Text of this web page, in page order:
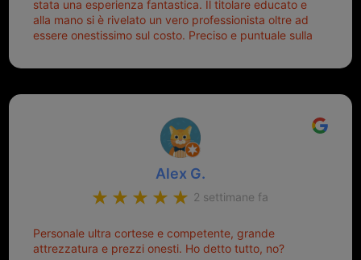
stata una esperienza fantastica. Il titolare educato e
alla mano si è rivelato un vero professionista oltre ad
essere onestissimo sul costo. Preciso e puntuale sulla
Alex G.
2 settimane fa
Personale ultra cortese e competente, grande
attrezzatura e prezzi onesti. Ho detto tutto, no?